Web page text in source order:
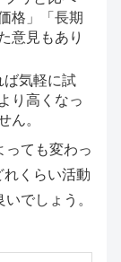
格」「長期
意見もあり
ば気軽に試
り高くなっ
ん。
っても変わっ
くらい活動
でしょう。